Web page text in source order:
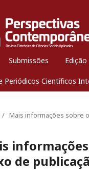
Submissões
Periódicos Científicos
/ Mais informações sobre
de